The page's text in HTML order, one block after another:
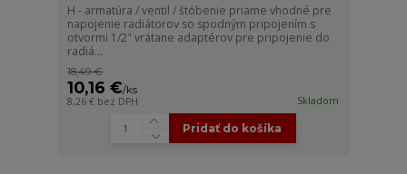
H - armatúra / ventil / štóbenie priame vhodné pre
napojenie radiátorov so spodným pripojením s
otvormi 1/2" vrátane adaptérov pre pripojenie do
radiá...
18,49 €
10,16 €/ks
8,26 € bez DPH Skladom
Pridať do košíka